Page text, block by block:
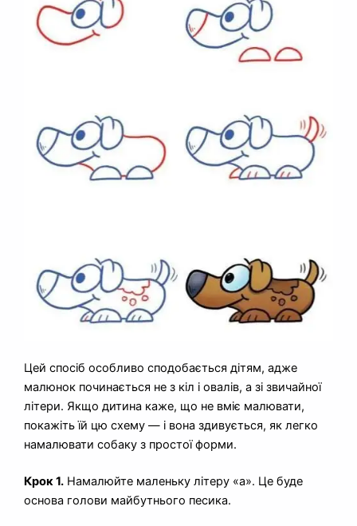
Цей спосіб особливо сподобається дітям, адже
малюнок починається не з кіл і овалів, а зі звичайної
літери. Якщо дитина каже, що не вміє малювати,
покажіть їй цю схему — і вона здивується, як легко
намалювати собаку з простої форми.
Крок 1. Намалюйте маленьку літеру «a». Це буде
основа голови майбутнього песика.